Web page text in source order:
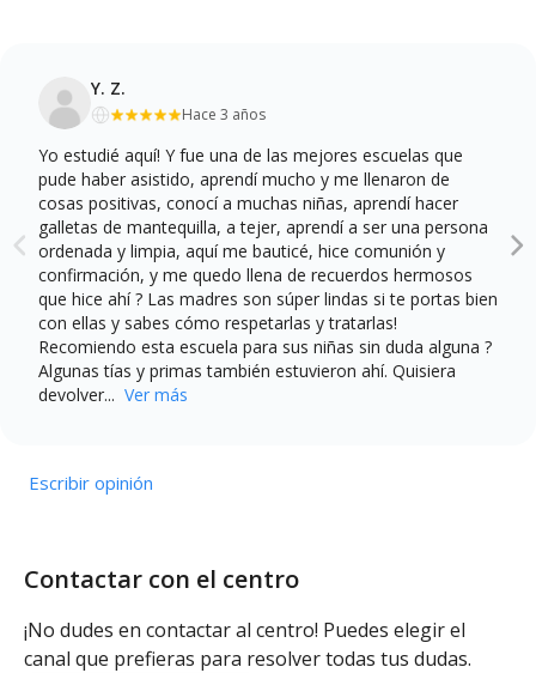
Y. Z.
Hace 3 años
Yo estudié aquí! Y fue una de las mejores escuelas que
pude haber asistido, aprendí mucho y me llenaron de
cosas positivas, conocí a muchas niñas, aprendí hacer
galletas de mantequilla, a tejer, aprendí a ser una persona
ordenada y limpia, aquí me bauticé, hice comunión y
confirmación, y me quedo llena de recuerdos hermosos
que hice ahí ? Las madres son súper lindas si te portas bien
con ellas y sabes cómo respetarlas y tratarlas!
Recomiendo esta escuela para sus niñas sin duda alguna ?
Algunas tías y primas también estuvieron ahí. Quisiera
devolver... Ver más
Escribir opinión
Contactar con el centro
¡No dudes en contactar al centro! Puedes elegir el
canal que prefieras para resolver todas tus dudas.